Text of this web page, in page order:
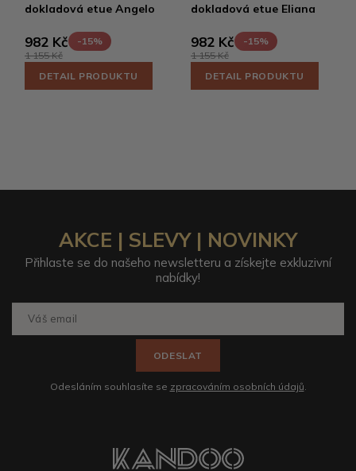
dokladová etue Angelo
982 Kč
-15%
1 155 Kč
DETAIL PRODUKTU
dokladová etue Eliana
982 Kč
-15%
1 155 Kč
DETAIL PRODUKTU
AKCE | SLEVY | NOVINKY
Přihlaste se do našeho newsletteru a získejte exkluzivní
nabídky!
ODESLAT
Odesláním souhlasíte se zpracováním osobních údajů